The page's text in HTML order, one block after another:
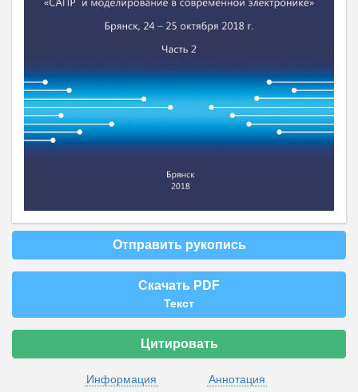
Отправить рукопись
Скачать PDF
Текст
Цитировать
Информация
Аннотация